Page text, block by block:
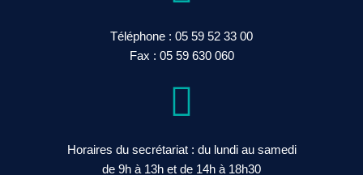
Téléphone : 05 59 52 33 00
Fax : 05 59 630 060
Horaires du secrétariat : du lundi au samedi
de 9h à 13h et de 14h à 18h30